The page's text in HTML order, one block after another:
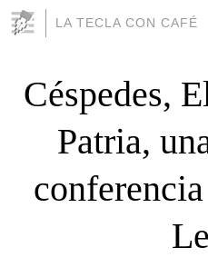
LA TECLA CON CAFÉ
Céspedes,
Patria,